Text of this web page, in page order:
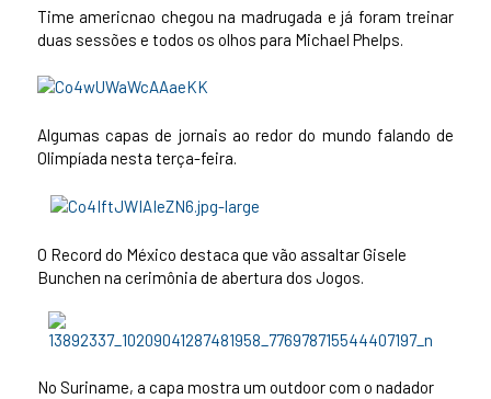
Time americnao chegou na madrugada e já foram treinar
duas sessões e todos os olhos para Michael Phelps.
Algumas capas de jornais ao redor do mundo falando de
Olimpíada nesta terça-feira.
O Record do México destaca que vão assaltar Gisele
Bunchen na cerimônia de abertura dos Jogos.
No Suriname, a capa mostra um outdoor com o nadador